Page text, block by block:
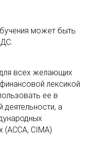
может быть
всех желающих
лексикой
ее в
а
CIMA)